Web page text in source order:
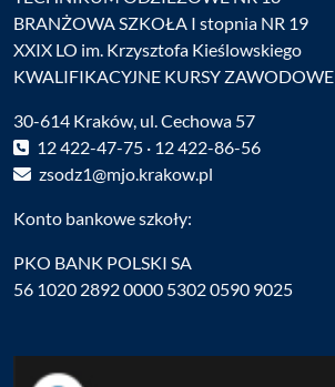
BRANŻOWA SZKOŁA I stopnia NR 19
XXIX LO im. Krzysztofa Kieślowskiego
KWALIFIKACYJNE KURSY ZAWODOWE
30-614 Kraków, ul. Cechowa 57
12 422-47-75 · 12 422-86-56
zsodz1@mjo.krakow.pl
Konto bankowe szkoły:
PKO BANK POLSKI SA
56 1020 2892 0000 5302 0590 9025